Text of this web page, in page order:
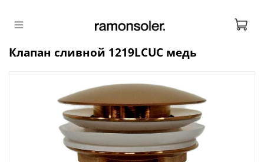
Клапан сливной 1219LCUC медь